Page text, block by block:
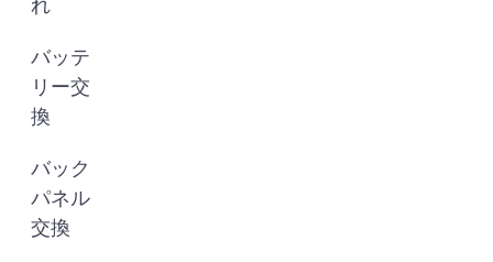
バッテ
リー交
換
バック
パネル
交換